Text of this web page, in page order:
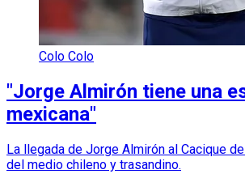
Colo Colo
"Jorge Almirón tiene una
mexicana"
La llegada de Jorge Almirón al Cacique
del medio chileno y trasandino.